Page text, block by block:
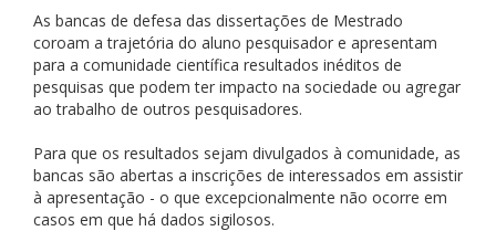
As bancas de defesa das dissertações de Mestrado
coroam a trajetória do aluno pesquisador e apresentam
para a comunidade científica resultados inéditos de
pesquisas que podem ter impacto na sociedade ou agregar
ao trabalho de outros pesquisadores.
Para que os resultados sejam divulgados à comunidade, as
bancas são abertas a inscrições de interessados em assistir
à apresentação - o que excepcionalmente não ocorre em
casos em que há dados sigilosos.